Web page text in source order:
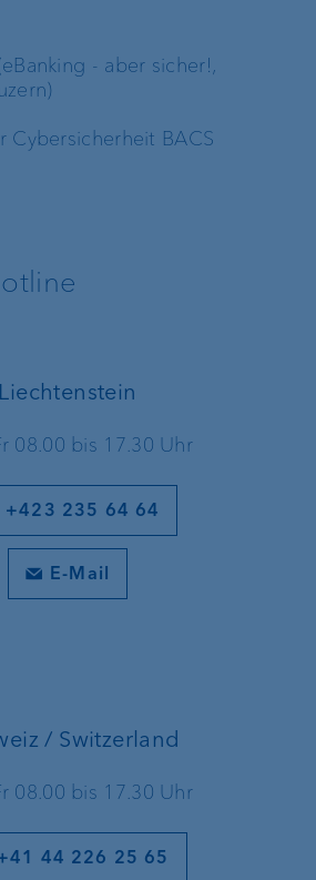
- aber sicher!,
Cybersicherheit BACS
Liechtenstein
08.00 bis 17.30 Uhr
+423 235 64 64
E-Mail
/ Switzerland
08.00 bis 17.30 Uhr
44 226 25 65